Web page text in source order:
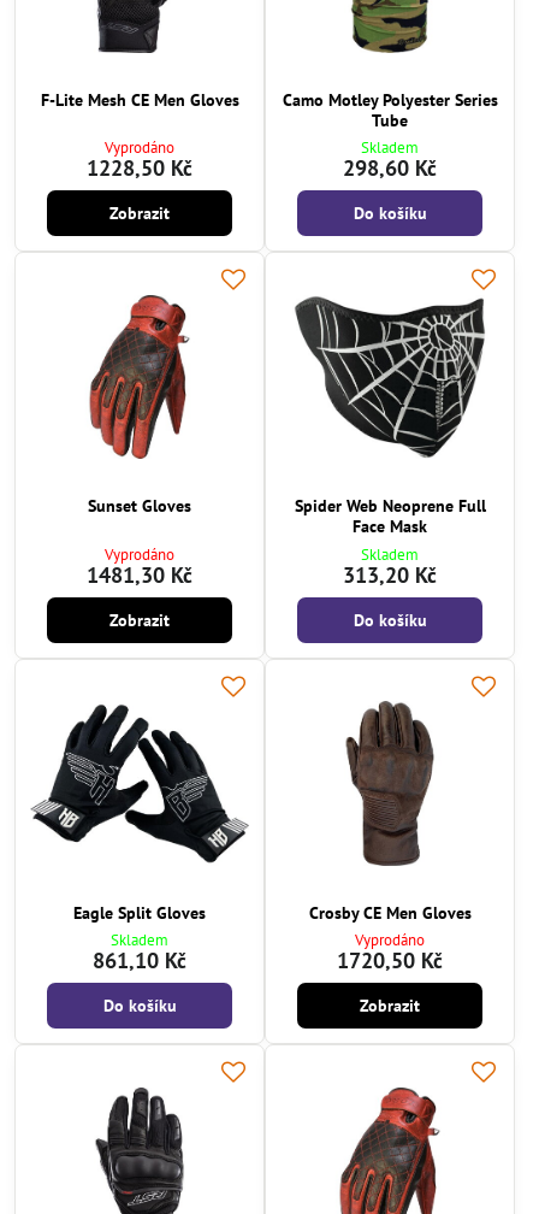
F-Lite Mesh CE Men Gloves
Vyprodáno
1228,50 Kč
Zobrazit
Camo Motley Polyester Series
Tube
Skladem
298,60 Kč
Do košíku
Sunset Gloves
Vyprodáno
1481,30 Kč
Zobrazit
Spider Web Neoprene Full
Face Mask
Skladem
313,20 Kč
Do košíku
Eagle Split Gloves
Skladem
861,10 Kč
Do košíku
Crosby CE Men Gloves
Vyprodáno
1720,50 Kč
Zobrazit